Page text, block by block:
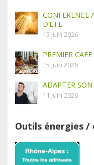
CONFERENCE
D’ETE
15 juin 2026
PREMIER
15 juin 2026
ADAPTER
11 juin 2026
Outils énergies